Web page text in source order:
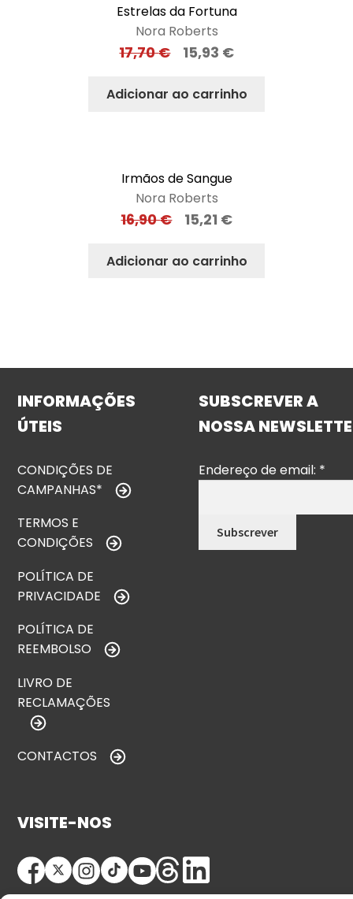
Estrelas da Fortuna
Nora Roberts
17,70€ 15,93 €
Adicionar ao carrinho
Irmãos de Sangue
Nora Roberts
16,90€ 15,21 €
Adicionar ao carrinho
INFORMAÇÕES
ÚTEIS
CONDIÇÕES DE
CAMPANHAS*
TERMOS E
CONDIÇÕES
POLÍTICA DE
PRIVACIDADE
POLÍTICA DE
REEMBOLSO
LIVRO DE
RECLAMAÇÕES
CONTACTOS
SUBSCREVER A
NOSSA
Endereço de email: *
VISITE-NOS